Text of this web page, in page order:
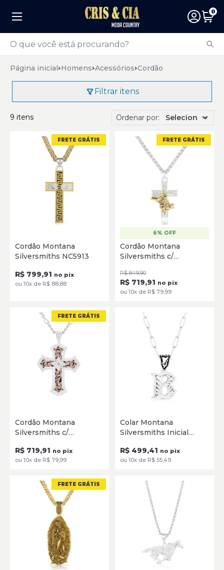
0
Página inicial Homens Acessórios Cordão
Filtrar itens
9 itens Ordenar por:
ADICIONAR
FRETE GRÁTIS
Cordão Montana
Silversmiths NC5913
R$ 799,91 no pix
ou 10x de R$ 88,88
Único
ADICIONAR
FRETE GRÁTIS
6% OFF
Cordão Montana
Silversmiths c/
NC37 Prata/Ouro
R$ 849,90
R$ 719,91 no pix
ou 10x de R$ 79,99
ADICIONAR
FRETE GRÁTIS
Cordão Montana
Silversmiths c/
NC1019RGRTS
Prata/Cobre
R$ 719,91 no pix
ou 10x de R$ 79,99
D
J K
SELECIONE
Colar Montana
Silversmiths Inicial
R$ 499,41 no pix
ou 10x de R$ 55,49
FRETE GRÁTIS